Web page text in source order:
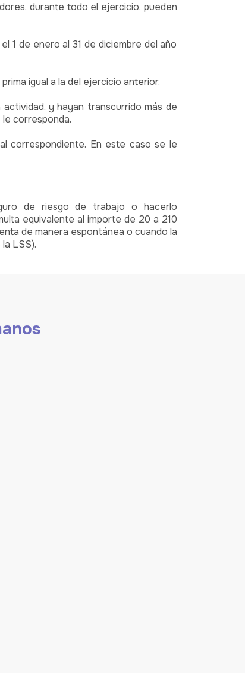
durante todo el ejercicio, pueden
1 de enero al 31 de diciembre del año
igual a la del ejercicio anterior.
y hayan transcurrido más de
corresponda.
correspondiente. En este caso se le
de riesgo de trabajo o hacerlo
equivalente al importe de 20 a 210
de manera espontánea o cuando la
LSS).